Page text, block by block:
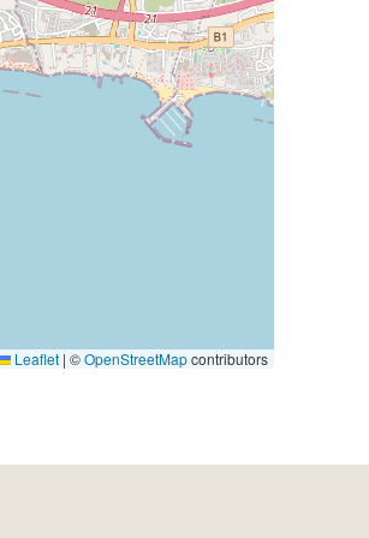
Leaflet | ©OpenStreetMapcontributors